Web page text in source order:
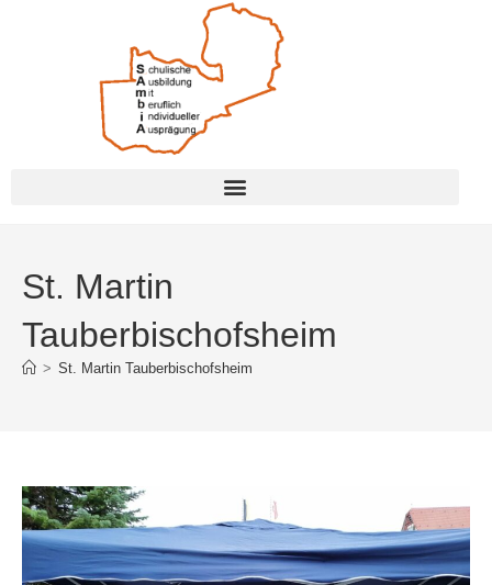
St. Martin
Tauberbischofsheim
> St. Martin Tauberbischofsheim